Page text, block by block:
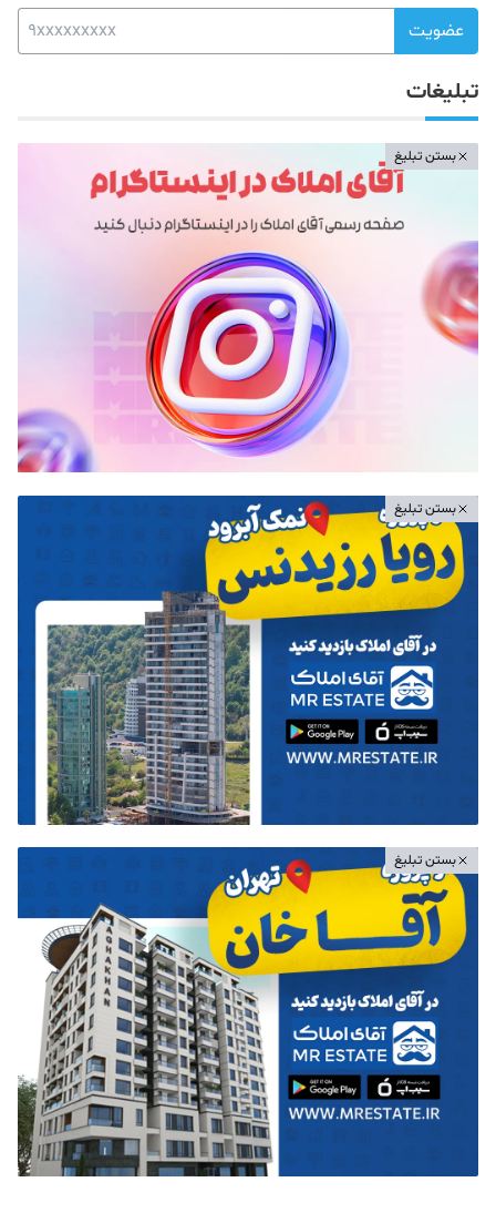
عضویت
تبلیغات
بستن تبلیغ
بستن تبلیغ
بستن تبلیغ